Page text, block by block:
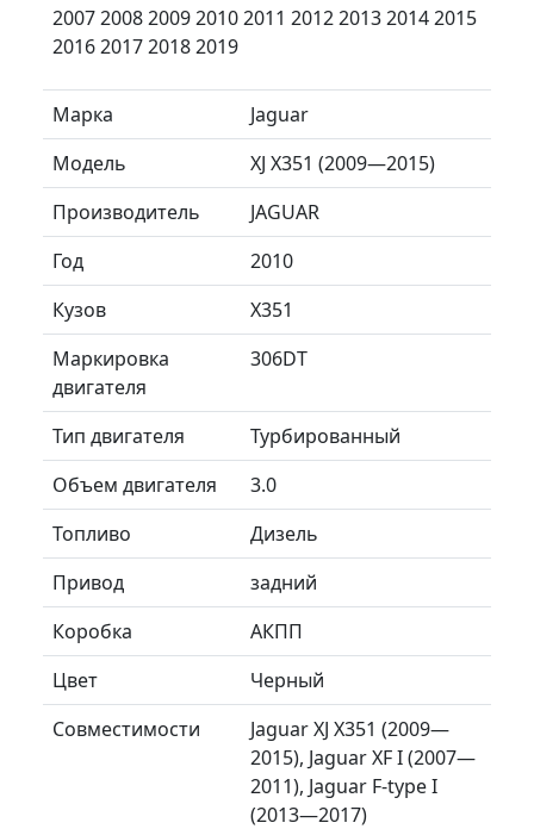
2007 2008 2009 2010 2011 2012 2013 2014 2015
2016 2017 2018 2019
Марка
Jaguar
Модель
XJ X351 (2009—2015)
Производитель
JAGUAR
Год
2010
Кузов
X351
Маркировка
двигателя
306DT
Тип двигателя
Турбированный
Объем двигателя
3.0
Топливо
Дизель
Привод
задний
Коробка
АКПП
Цвет
Черный
Совместимости
Jaguar XJ X351 (2009—
2015), Jaguar XF I (2007—
2011), Jaguar F-type I
(2013—2017)